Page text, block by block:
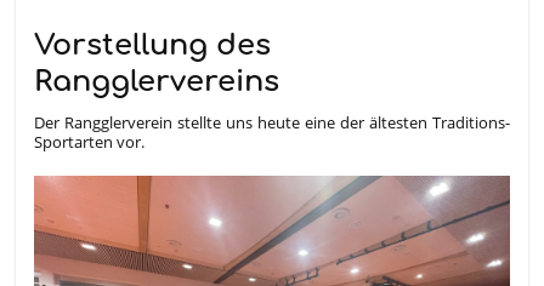
Vorstellung des
Rangglervereins
Der Rangglerverein stellte uns heute eine der ältesten Traditions-
Sportarten vor.